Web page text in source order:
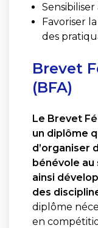
Favoriser
des
Brevet
(BFA)
Le Brevet
un diplôme
d’organiser
bénévole au
ainsi
des
diplôme
en